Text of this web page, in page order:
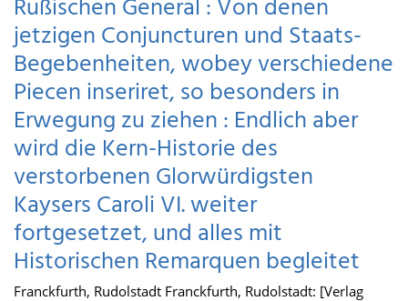
Rußischen General : Von denen
jetzigen Conjuncturen und Staats-
Begebenheiten, wobey verschiedene
Piecen inseriret, so besonders in
Erwegung zu ziehen : Endlich aber
wird die Kern-Historie des
verstorbenen Glorwürdigsten
Kaysers Caroli VI. weiter
fortgesetzet, und alles mit
Historischen Remarquen begleitet
Franckfurth, Rudolstadt Franckfurth, Rudolstadt: [Verlag